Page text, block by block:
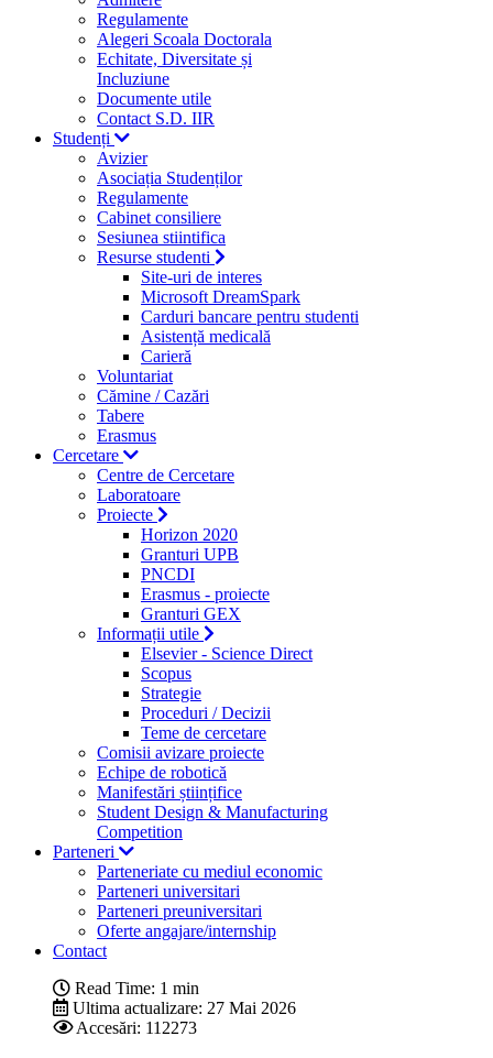
Regulamente
Alegeri Scoala Doctorala
Echitate, Diversitate și
Incluziune
Documente utile
Contact S.D. IIR
Studenți
Avizier
Asociația Studenților
Regulamente
Cabinet consiliere
Sesiunea stiintifica
Resurse studenti
Site-uri de interes
Microsoft DreamSpark
Carduri bancare pentru studenti
Asistență medicală
Carieră
Voluntariat
Cămine / Cazări
Tabere
Erasmus
Cercetare
Centre de Cercetare
Laboratoare
Proiecte
Horizon 2020
Granturi UPB
PNCDI
Erasmus - proiecte
Granturi GEX
Informații utile
Elsevier - Science Direct
Scopus
Strategie
Proceduri / Decizii
Teme de cercetare
Comisii avizare proiecte
Echipe de robotică
Manifestări științifice
Student Design & Manufacturing
Competition
Parteneri
Parteneriate cu mediul economic
Parteneri universitari
Parteneri preuniversitari
Oferte angajare/internship
Contact
Read Time: 1 min
Ultima actualizare: 27 Mai 2026
Accesări: 112273